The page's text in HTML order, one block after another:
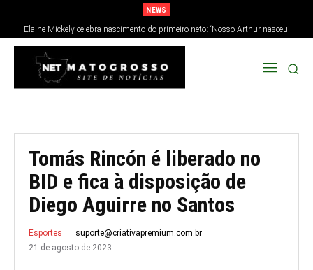
NEWS
Elaine Mickely celebra nascimento do primeiro neto: ‘Nosso Arthur nasceu’
Tomás Rincón é liberado no
BID e fica à disposição de
Diego Aguirre no Santos
Esportes
suporte@criativapremium.com.br
21 de agosto de 2023